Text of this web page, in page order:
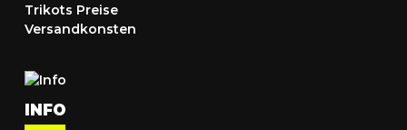
Trikots Preise
Versandkonsten
INFO